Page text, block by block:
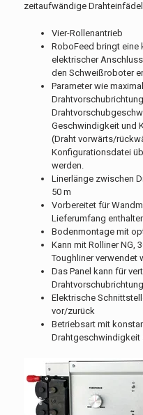
zeitaufwändige
Vier-Rollenantrieb
RoboFeed bringt eine
elektrischer
den Schweißroboter
Parameter wie
Geschwindigkeit und
(Draht vorwärts/
Konfigurationsdatei
werden.
Linerlänge zwischen
50 m
Vorbereitet für
Lieferumfang
Bodenmontage mit
Kann mit Rolliner NG,
Toughliner verwendet
Das Panel kann für
Elektrische
vor/zurück
Betriebsart mit
Drahtgeschwindigkeit